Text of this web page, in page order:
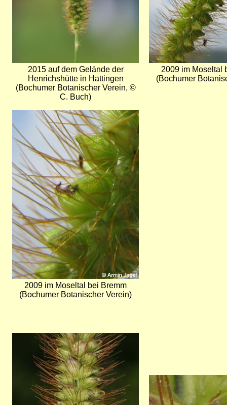
2015 auf dem Gelände der
Henrichshütte in Hattingen
(Bochumer Botanischer Verein, ©
C. Buch)
2009 im Moseltal
(Bochumer
2009 im Moseltal bei Bremm
(Bochumer Botanischer Verein)
Bild